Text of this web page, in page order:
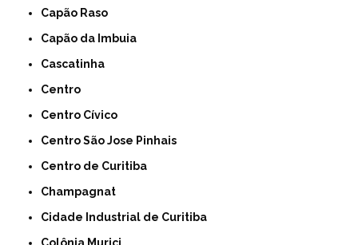
Capão Raso
Capão da Imbuia
Cascatinha
Centro
Centro Cívico
Centro São Jose Pinhais
Centro de Curitiba
Champagnat
Cidade Industrial de Curitiba